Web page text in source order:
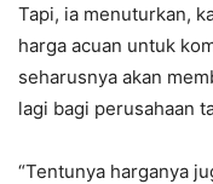
Tapi, ia menuturkan,
harga acuan untuk
seharusnya akan
lagi bagi perusahaan
“Tentunya harganya